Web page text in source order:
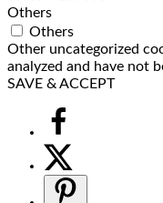
Others
Others
Other uncategorized
analyzed and have not
SAVE & ACCEPT